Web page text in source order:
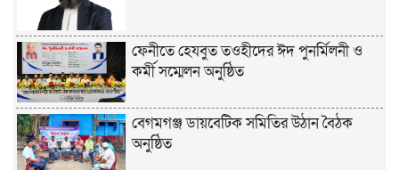
ফেনীতে হেযবুত তওহীদের ঈদ পুনর্মিলনী ও
কর্মী সম্মেলন অনুষ্ঠিত
বেগমগঞ্জ ডায়বেটিক সমিতির উঠান বৈঠক
অনুষ্ঠিত